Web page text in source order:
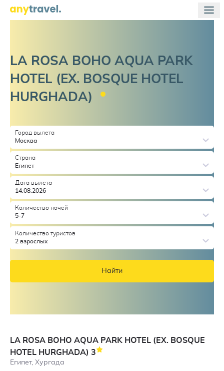
LA ROSA BOHO AQUA PARK
HOTEL (EX. BOSQUE HOTEL
HURGHADA)
Город вылета
Москва
Страна
Египет
Дата вылета
14.08.2026
Количество ночей
5-7
Количество туристов
2 взрослых
Найти
LA ROSA BOHO AQUA PARK HOTEL (EX. BOSQUE
HOTEL HURGHADA) 3
Египет, Хургада